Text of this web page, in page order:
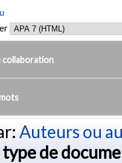
collaboration
Auteurs ou
type de